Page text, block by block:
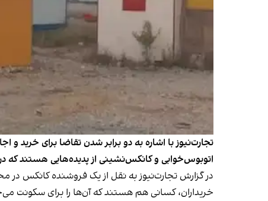
اتوبوس‌خوابی و کانکس‌نشینی از پدیده‌هایی هستند که
در گزارش تجارت‌نیوز به نقل از یک فروشنده کانکس در
خریداران، کسانی هم هستند که آن‌ها را برای سکونت